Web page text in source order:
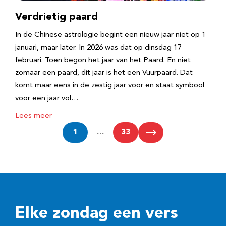
Verdrietig paard
In de Chinese astrologie begint een nieuw jaar niet op 1
januari, maar later. In 2026 was dat op dinsdag 17
februari. Toen begon het jaar van het Paard. En niet
zomaar een paard, dit jaar is het een Vuurpaard. Dat
komt maar eens in de zestig jaar voor en staat symbool
voor een jaar vol…
Lees meer
1 … 33
Elke zondag een vers